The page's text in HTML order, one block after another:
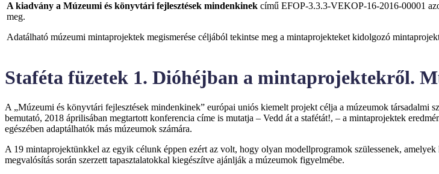
A kiadvány a Múzeumi és könyvtári fejlesztések mindenkinek című EFOP-3.3.3-VEKOP-16-2016-00001
meg.
Adatálható múzeumi mintaprojektek megismerése céljából tekintse meg a mintaprojekteket kidolgozó
Staféta füzetek 1. Dióhéjban a mintaprojektekről.
A „Múzeumi és könyvtári fejlesztések mindenkinek” európai uniós kiemelt projekt célja a múzeumok társadalmi
bemutató, 2018 áprilisában megtartott konferencia címe is mutatja – Vedd át a stafétát!, – a mintaprojektek
egészében adaptálhatók más múzeumok számára.
A 19 mintaprojektünkkel az egyik célunk éppen ezért az volt, hogy olyan modellprogramok szülessenek,
megvalósítás során szerzett tapasztalatokkal kiegészítve ajánlják a múzeumok figyelmébe.